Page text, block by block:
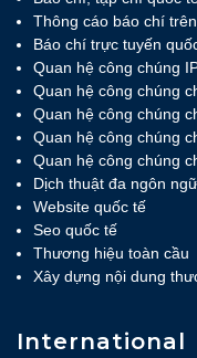
Thông cáo báo chí
Báo chí trực tuyến
Quan hệ công chúng
Quan hệ công chúng
Quan hệ công chúng
Quan hệ công chúng
Quan hệ công chúng
Dịch thuật đa ngôn ngữ
Website quốc tế
Seo quốc tế
Thương hiệu toàn cầu
Xây dựng nội dung
International